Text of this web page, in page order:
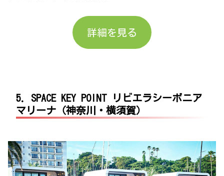
詳細を見る
5. SPACE KEY POINT リビエラシーボニア
マリーナ（神奈川・横須賀）